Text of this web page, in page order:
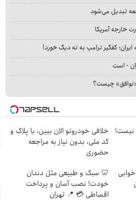
تبدیل می‌شود
خارجه آمریکا
ایران؛ کفگیر ترامپ به ته دیگ خورد!
- است
«توافق» چیست؟
رویا نیست!
خلافی خودروتو الان ببین، با پلاک و
کد ملی، بدون نیاز به مراجعه
حضوری
🦷 سبک و طبیعی مثل دندان
خودت! نصب آسان و پرداخت
اقساطی 💳 📍 تهران